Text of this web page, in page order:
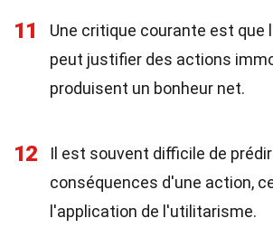
11
Une critique courante est que
peut justifier des actions
produisent un bonheur net.
12
Il est souvent difficile de
conséquences d'une action,
l'application de l'utilitarisme.